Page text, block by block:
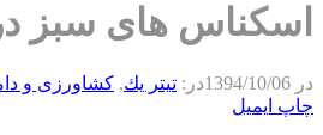
اسکناس های سبز
در 1394/10/06در: تيتر يك, كشاورزی و
چاپ ایمیل